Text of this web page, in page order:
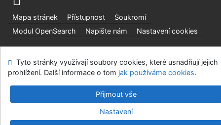
Mapa stránek Přístupnost
Soukromí
Modul OpenSearch
Napište nám Nastavení cookies
660 83 Brno
-Cosmotron Bohemia, s.r.o.
Tyto stránky využívají soubory cookies, které usnadňují jejich
prohlížení. Další informace o tom jak používáme cookies.
Přijmout vše
Nastavení